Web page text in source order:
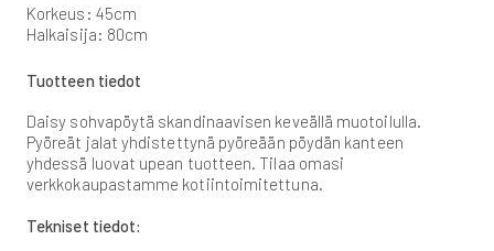
Korkeus: 45cm
Halkaisija: 80cm
Tuotteen tiedot
Daisy sohvapöytä skandinaavisen keveällä muotoilulla.
Pyöreät jalat yhdistettynä pyöreään pöydän kanteen
yhdessä luovat upean tuotteen. Tilaa omasi
verkkokaupastamme kotiintoimitettuna.
Tekniset tiedot: